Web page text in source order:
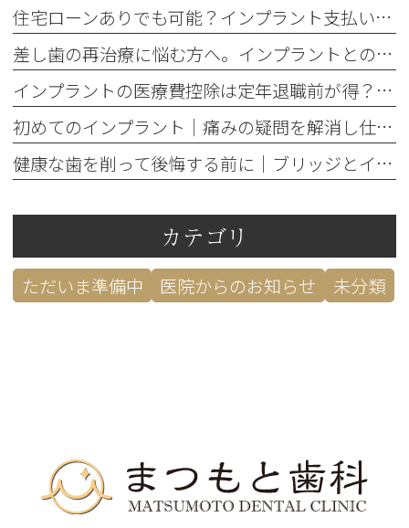
住宅ローンありでも可能？インプラント支払いのデンタルローン審査と控除
差し歯の再治療に悩む方へ。インプラントとの違いと3つの判断基準
インプラントの医療費控除は定年退職前が得？還付額で損しない方法
初めてのインプラント｜痛みの疑問を解消し仕事への影響を防ぐ対策
健康な歯を削って後悔する前に｜ブリッジとインプラント5つの判断基準
カテゴリ
ただいま準備中 医院からのお知らせ 未分類